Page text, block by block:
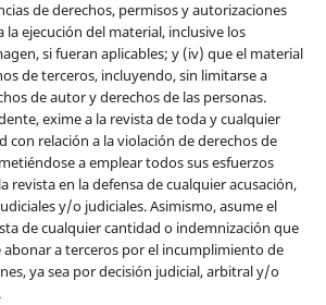
de derechos, permisos y autorizaciones
la ejecución del material, inclusive los
si fueran aplicables; y (iv) que el material
de terceros, incluyendo, sin limitarse a
de autor y derechos de las personas.
exime a la revista de toda y cualquier
con relación a la violación de derechos de
a emplear todos sus esfuerzos
revista en la defensa de cualquier acusación,
y/o judiciales. Asimismo, asume el
de cualquier cantidad o indemnización que
abonar a terceros por el incumplimiento de
ya sea por decisión judicial, arbitral y/o